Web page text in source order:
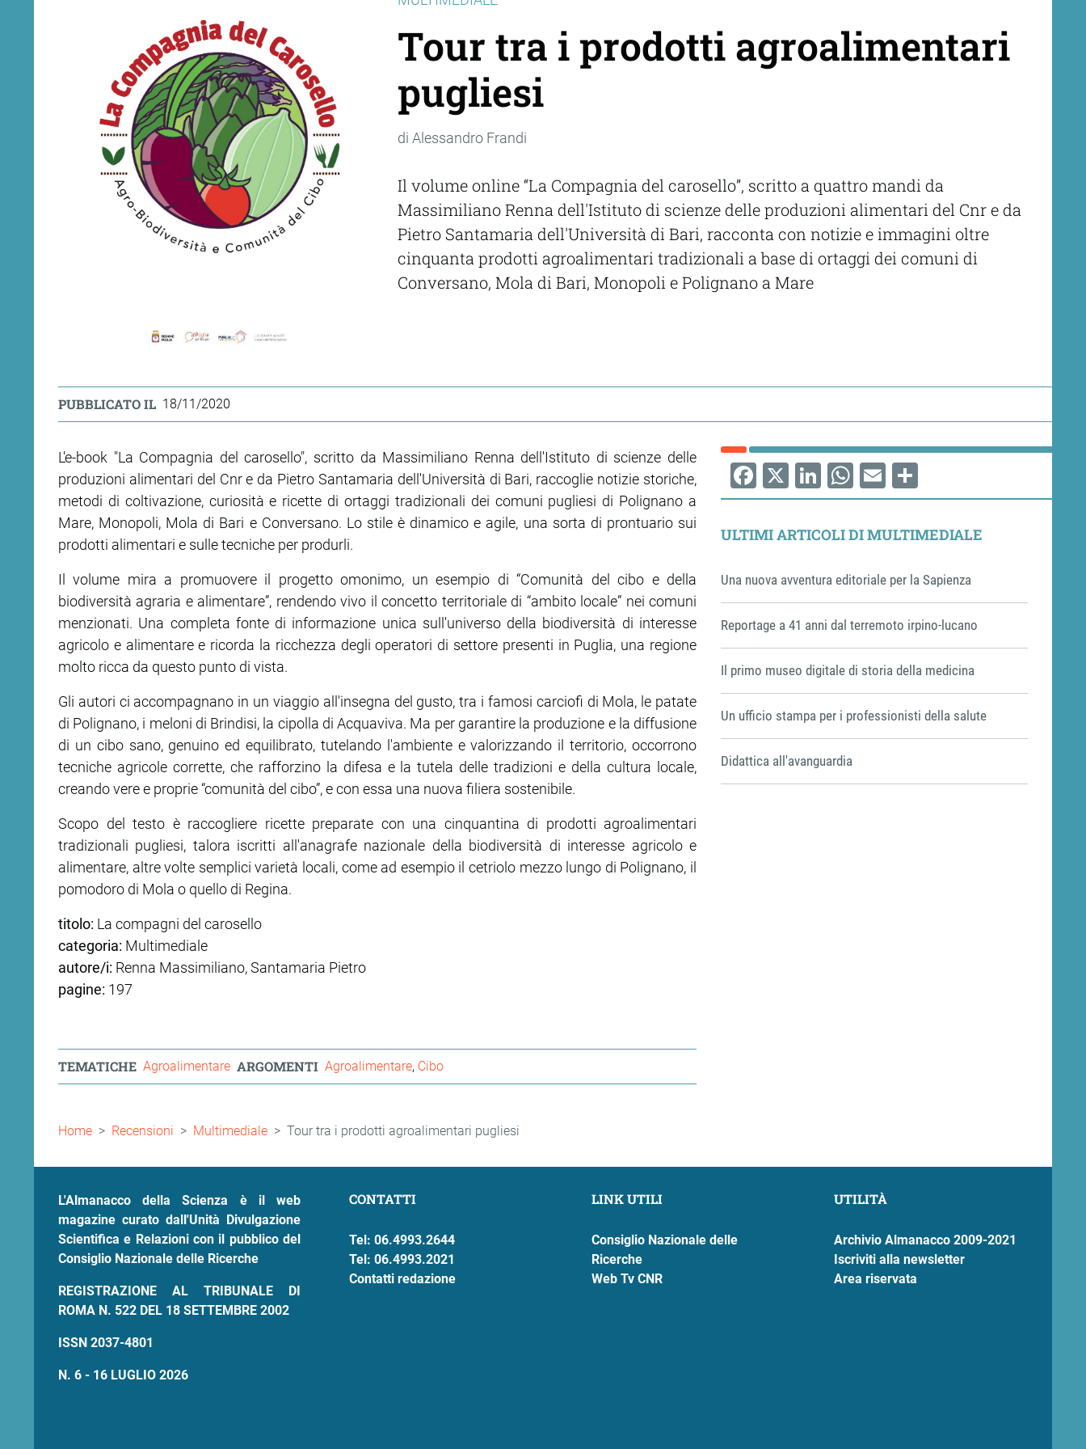
Tour tra i prodotti agroalimentari
pugliesi
di Alessandro Frandi
Il volume online “La Compagnia del carosello”, scritto a quattro mandi da
Massimiliano Renna dell'Istituto di scienze delle produzioni alimentari del Cnr e da
Pietro Santamaria dell'Università di Bari, racconta con notizie e immagini oltre
cinquanta prodotti agroalimentari tradizionali a base di ortaggi dei comuni di
Conversano, Mola di Bari, Monopoli e Polignano a Mare
PUBBLICATO IL 18/11/2020
L'e-book "La Compagnia del carosello", scritto da Massimiliano Renna dell'Istituto di scienze delle
produzioni alimentari del Cnr e da Pietro Santamaria dell'Università di Bari, raccoglie notizie storiche,
metodi di coltivazione, curiosità e ricette di ortaggi tradizionali dei comuni pugliesi di Polignano a
Mare, Monopoli, Mola di Bari e Conversano. Lo stile è dinamico e agile, una sorta di prontuario sui
prodotti alimentari e sulle tecniche per produrli.
Il volume mira a promuovere il progetto omonimo, un esempio di “Comunità del cibo e della
biodiversità agraria e alimentare”, rendendo vivo il concetto territoriale di “ambito locale” nei comuni
menzionati. Una completa fonte di informazione unica sull'universo della biodiversità di interesse
agricolo e alimentare e ricorda la ricchezza degli operatori di settore presenti in Puglia, una regione
molto ricca da questo punto di vista.
Gli autori ci accompagnano in un viaggio all'insegna del gusto, tra i famosi carciofi di Mola, le patate
di Polignano, i meloni di Brindisi, la cipolla di Acquaviva. Ma per garantire la produzione e la diffusione
di un cibo sano, genuino ed equilibrato, tutelando l'ambiente e valorizzando il territorio, occorrono
tecniche agricole corrette, che rafforzino la difesa e la tutela delle tradizioni e della cultura locale,
creando vere e proprie “comunità del cibo”, e con essa una nuova filiera sostenibile.
Scopo del testo è raccogliere ricette preparate con una cinquantina di prodotti agroalimentari
tradizionali pugliesi, talora iscritti all'anagrafe nazionale della biodiversità di interesse agricolo e
alimentare, altre volte semplici varietà locali, come ad esempio il cetriolo mezzo lungo di Polignano, il
pomodoro di Mola o quello di Regina.
titolo: La compagni del carosello
categoria: Multimediale
autore/i: Renna Massimiliano, Santamaria Pietro
pagine: 197
TEMATICHE Agroalimentare ARGOMENTI Agroalimentare Cibo
Facebook
X LinkedIn
WhatsApp
EmailShare
ULTIMI ARTICOLI DI MULTIMEDIALE
Una nuova avventura editoriale per la Sapienza
Reportage a 41 anni dal terremoto irpino-lucano
Il primo museo digitale di storia della medicina
Un ufficio stampa per i professionisti della salute
Didattica all'avanguardia
Briciole
Home Recensioni Multimediale Tour tra i prodotti agroalimentari pugliesi
L'Almanacco della Scienza è il web
magazine curato dall'Unità Divulgazione
Scientifica e Relazioni con il pubblico del
Consiglio Nazionale delle Ricerche
REGISTRAZIONE AL TRIBUNALE DI
ROMA N. 522 DEL 18 SETTEMBRE 2002
ISSN 2037-4801
N. 6 - 16 LUGLIO 2026
CONTATTI
Tel: 06.4993.2644
Tel: 06.4993.2021
Contatti redazione
LINK UTILI
Consiglio Nazionale delle
Ricerche
Web Tv CNR
UTILITÀ
Archivio Almanacco 2009-2021
Iscriviti alla newsletter
Area riservata